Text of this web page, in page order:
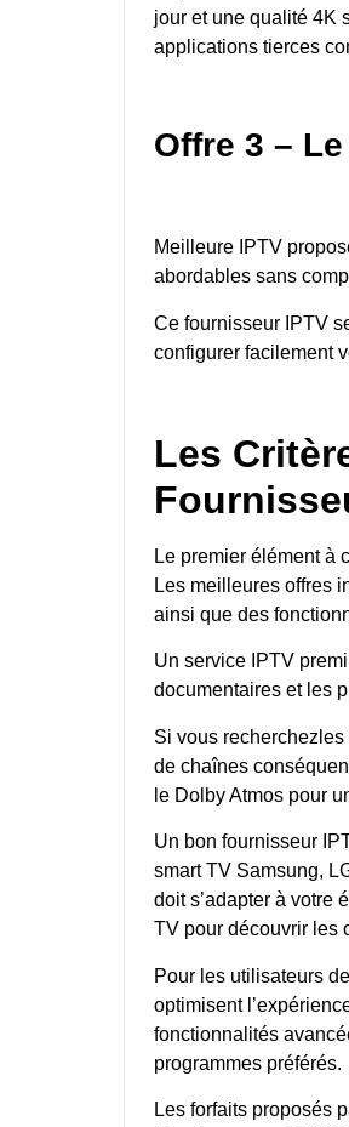
jour et une qualité 4K
applications tierces
Offre 3 –
Meilleure IPTV
abordables sans
Ce fournisseur IPTV
configurer facilement
Les
Le premier élément à
Les meilleures offres
ainsi que des
Un service IPTV
documentaires et les
Si vous
de chaînes
le Dolby Atmos pour
Un bon fournisseur
smart TV Samsung,
doit s’adapter à votre
TV pour découvrir les
Pour les utilisateurs
optimisent
fonctionnalités
programmes préférés.
Les forfaits proposés